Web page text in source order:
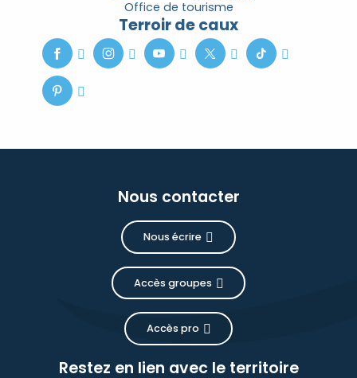
Office de tourisme
Terroir de caux
Nous contacter
Nous écrire
Accès groupes
Accès pro
Restez en lien avec le territoire